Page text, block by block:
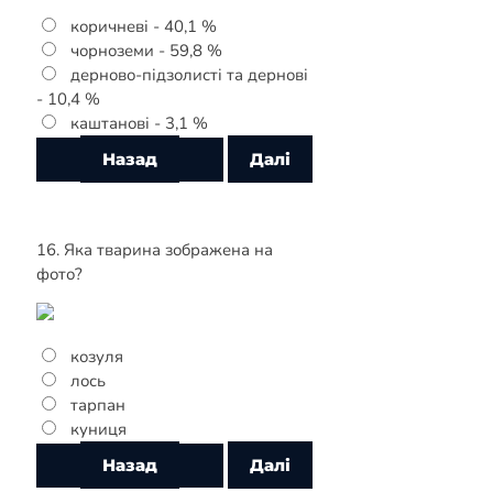
коричневі - 40,1 %
чорноземи - 59,8 %
дерново-підзолисті та дернові
- 10,4 %
каштанові - 3,1 %
16. Яка тварина зображена на
фото?
козуля
лось
тарпан
куниця